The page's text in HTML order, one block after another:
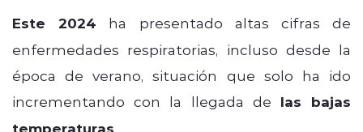
Este 2024 ha presentado altas cifras de
enfermedades respiratorias, incluso desde la
época de verano, situación que solo ha ido
incrementando con la llegada de las bajas
temperaturas.